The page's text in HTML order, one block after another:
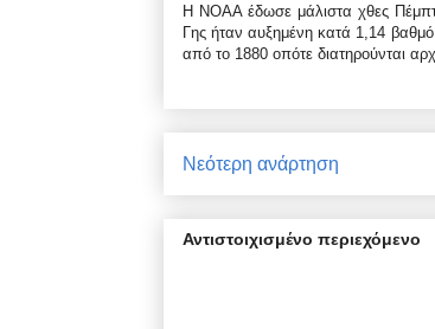
H ΝΟΑΑ έδωσε μάλιστα χθες
Γης ήταν αυξημένη κατά 1,14
από το 1880 οπότε διατηρούνται
Νεότερη ανάρτηση
Αντιστοιχισμένο περιεχόμενο